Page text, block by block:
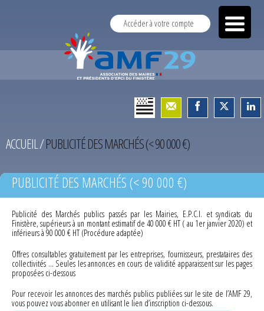
Accéder à votre compte
ACCUEIL/PUBLICITÉ DES MARCHÉS (< 90 000 €)
PUBLICITÉ DES MARCHÉS (< 90 000 €)
Publicité des Marchés publics passés par les Mairies, E.P.C.I. et syndicats du
Finistère, supérieurs à un montant estimatif de 40 000 € HT ( au 1er janvier 2020) et
inférieurs à 90 000 € HT (Procédure adaptée)
Offres consultables gratuitement par les entreprises, fournisseurs, prestataires des
collectivités … Seules les annonces en cours de validité apparaissent sur les pages
proposées ci-dessous
Pour recevoir les annonces des marchés publics publiées sur le site de l’AMF 29,
vous pouvez vous abonner en utilisant le lien d’inscription ci-dessous.